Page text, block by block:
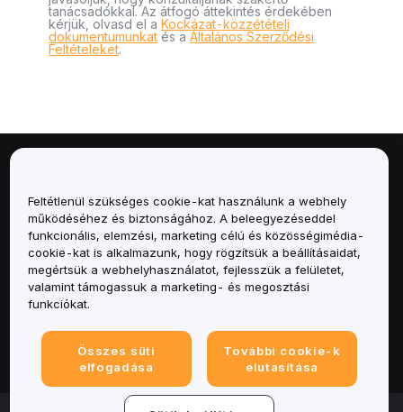
tanácsadókkal. Az átfogó áttekintés érdekében
kérjük, olvasd el a Kockázat-közzétételi
dokumentumunkat és a Általános Szerződési
Feltételeket.
Szolgáltatások
Támogatás
Termékek
Feltétlenül szükséges cookie-kat használunk a webhely
működéséhez és biztonságához. A beleegyezéseddel
funkcionális, elemzési, marketing célú és közösségimédia-
cookie-kat is alkalmazunk, hogy rögzítsük a beállításaidat,
megértsük a webhelyhasználatot, fejlesszük a felületet,
valamint támogassuk a marketing- és megosztási
funkciókat.
Összes süti
elfogadása
További cookie-k
elutasítása